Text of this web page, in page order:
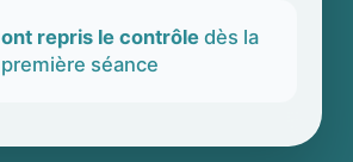
ont repris le contrôle dès la
première séance